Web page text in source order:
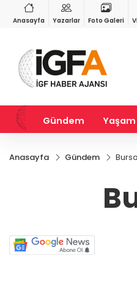
Anasayfa Yazarlar Foto Galeri
%2,59
BIST 100
13.779,39%-
Gündem Yaşam
Anasayfa Gündem